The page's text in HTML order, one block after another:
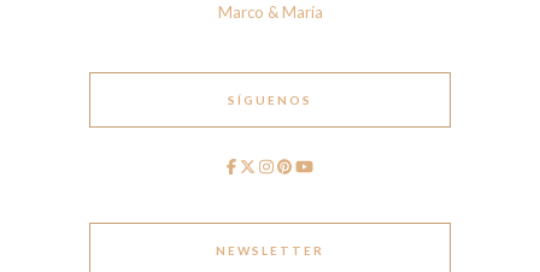
Marco & María
SÍGUENOS
NEWSLETTER